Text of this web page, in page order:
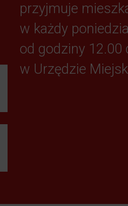
przyjmuje
w każdy
od godziny 12.00
w Urzędzie